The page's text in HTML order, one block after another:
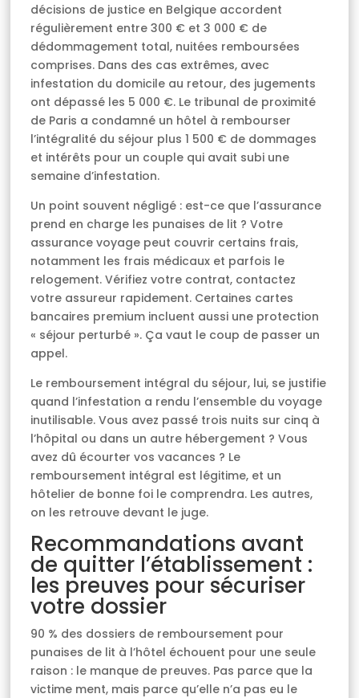
décisions de justice en Belgique accordent
régulièrement entre 300 € et 3 000 € de
dédommagement total, nuitées remboursées
comprises. Dans des cas extrêmes, avec
infestation du domicile au retour, des jugements
ont dépassé les 5 000 €. Le tribunal de proximité
de Paris a condamné un hôtel à rembourser
l’intégralité du séjour plus 1 500 € de dommages
et intérêts pour un couple qui avait subi une
semaine d’infestation.
Un point souvent négligé : est-ce que l’assurance
prend en charge les punaises de lit ? Votre
assurance voyage peut couvrir certains frais,
notamment les frais médicaux et parfois le
relogement. Vérifiez votre contrat, contactez
votre assureur rapidement. Certaines cartes
bancaires premium incluent aussi une protection
« séjour perturbé ». Ça vaut le coup de passer un
appel.
Le remboursement intégral du séjour, lui, se justifie
quand l’infestation a rendu l’ensemble du voyage
inutilisable. Vous avez passé trois nuits sur cinq à
l’hôpital ou dans un autre hébergement ? Vous
avez dû écourter vos vacances ? Le
remboursement intégral est légitime, et un
hôtelier de bonne foi le comprendra. Les autres,
on les retrouve devant le juge.
Recommandations avant
de quitter l’établissement :
les preuves pour sécuriser
votre dossier
90 % des dossiers de remboursement pour
punaises de lit à l’hôtel échouent pour une seule
raison : le manque de preuves. Pas parce que la
victime ment, mais parce qu’elle n’a pas eu le